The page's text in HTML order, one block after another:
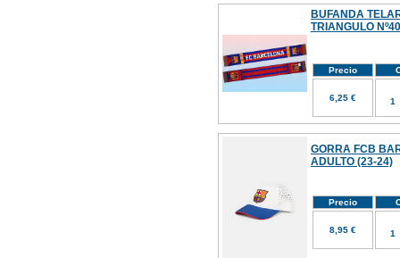
BUFANDA
TRIANGULO Nº40
Precio
6,25 €
GORRA FCB
ADULTO (23-24)
Precio
8,95 €